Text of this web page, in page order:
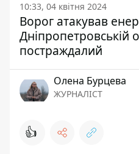
10:33, 04 квітня 2024
Ворог атакував
Дніпропетровській
постраждалий
Олена Бурцева
ЖУРНАЛІСТ
👍